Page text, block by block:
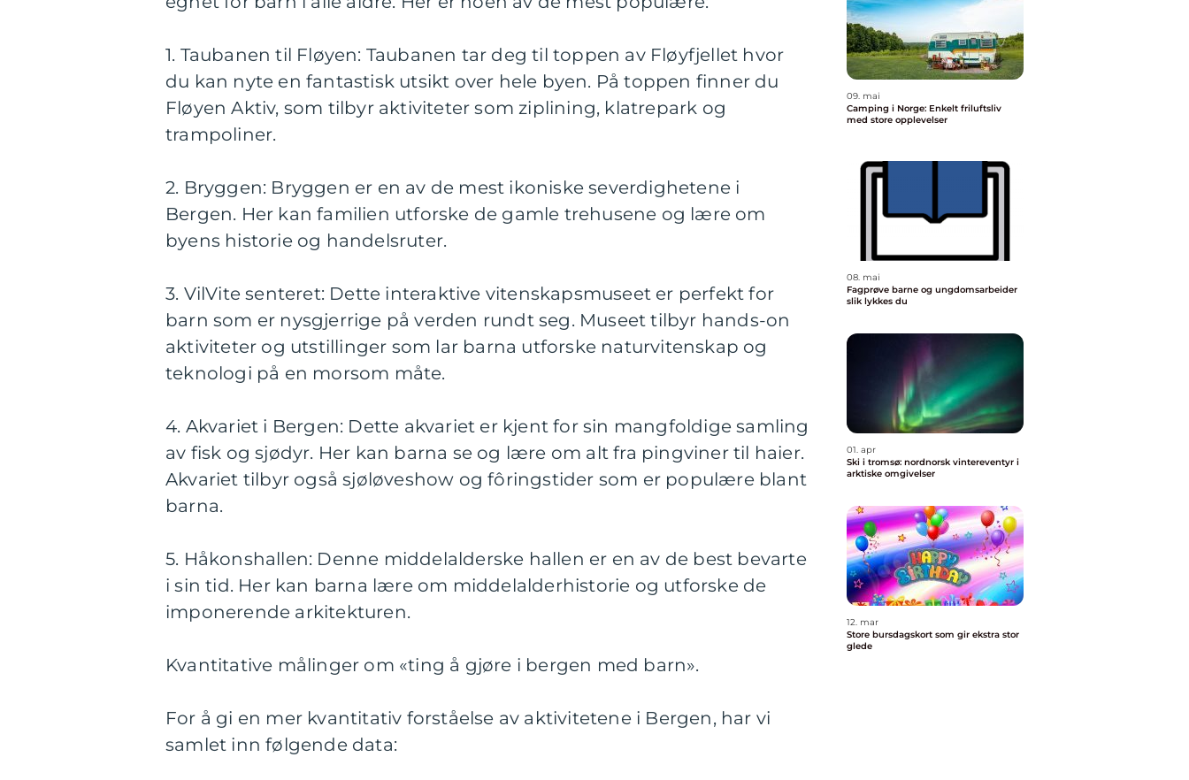
1. Taubanen til Fløyen: Taubanen tar deg til toppen av Fløyfjellet hvor
du kan nyte en fantastisk utsikt over hele byen. På toppen finner du
Fløyen Aktiv, som tilbyr aktiviteter som ziplining, klatrepark og
trampoliner.
2. Bryggen: Bryggen er en av de mest ikoniske severdighetene i
Bergen. Her kan familien utforske de gamle trehusene og lære om
byens historie og handelsruter.
3. VilVite senteret: Dette interaktive vitenskapsmuseet er perfekt for
barn som er nysgjerrige på verden rundt seg. Museet tilbyr hands-on
aktiviteter og utstillinger som lar barna utforske naturvitenskap og
teknologi på en morsom måte.
4. Akvariet i Bergen: Dette akvariet er kjent for sin mangfoldige samling
av fisk og sjødyr. Her kan barna se og lære om alt fra pingviner til haier.
Akvariet tilbyr også sjøløveshow og fôringstider som er populære blant
barna.
5. Håkonshallen: Denne middelalderske hallen er en av de best bevarte
i sin tid. Her kan barna lære om middelalderhistorie og utforske de
imponerende arkitekturen.
Kvantitative målinger om «ting å gjøre i bergen med barn».
For å gi en mer kvantitativ forståelse av aktivitetene i Bergen, har vi
samlet inn følgende data:
09. mai
Camping i Norge: Enkelt friluftsliv
med store opplevelser
08. mai
Fagprøve barne og ungdomsarbeider
slik lykkes du
01. apr
Ski i tromsø: nordnorsk vintereventyr i
arktiske omgivelser
12. mar
Store bursdagskort som gir ekstra stor
glede